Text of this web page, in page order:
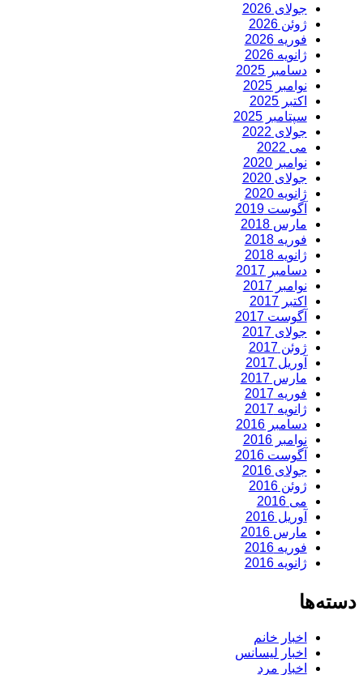
جولای 2026
ژوئن 2026
فوریه 2026
ژانویه 2026
دسامبر 2025
نوامبر 2025
اکتبر 2025
سپتامبر 2025
جولای 2022
می 2022
نوامبر 2020
جولای 2020
ژانویه 2020
آگوست 2019
مارس 2018
فوریه 2018
ژانویه 2018
دسامبر 2017
نوامبر 2017
اکتبر 2017
آگوست 2017
جولای 2017
ژوئن 2017
آوریل 2017
مارس 2017
فوریه 2017
ژانویه 2017
دسامبر 2016
نوامبر 2016
آگوست 2016
جولای 2016
ژوئن 2016
می 2016
آوریل 2016
مارس 2016
فوریه 2016
ژانویه 2016
دسته‌ها
اخبار خانم
اخبار لیسانس
اخبار مرد